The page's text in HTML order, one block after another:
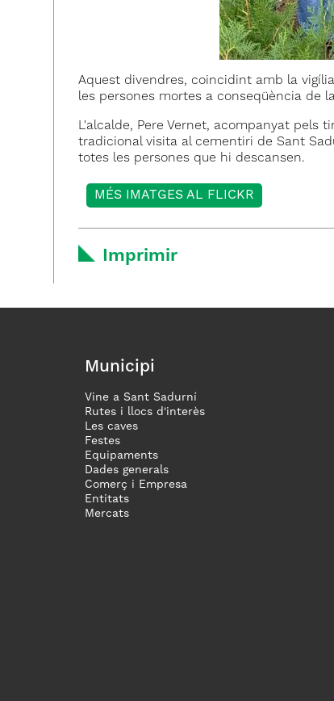
Aquest divendres, coincidint amb la
les persones mortes a conseqüència de la
L'alcalde, Pere Vernet, acompanyat pels
tradicional visita al cementiri de Sant
totes les persones que hi descansen.
MÉS IMATGES AL FLICKR
Imprimir
Municipi
Vine a Sant Sadurní
Rutes i llocs d'interès
Les caves
Festes
Equipaments
Dades generals
Comerç i Empresa
Entitats
Mercats